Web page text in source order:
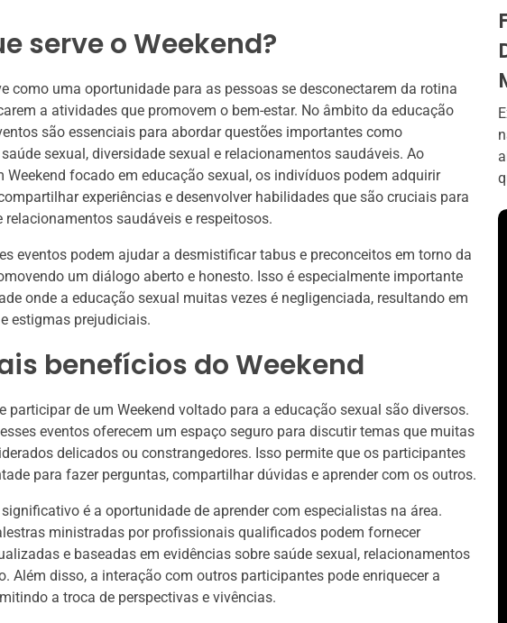
serve o Weekend?
como uma oportunidade para as pessoas se desconectarem da rotina
a atividades que promovem o bem-estar. No âmbito da educação
são essenciais para abordar questões importantes como
sexual, diversidade sexual e relacionamentos saudáveis. Ao
Weekend focado em educação sexual, os indivíduos podem adquirir
experiências e desenvolver habilidades que são cruciais para
relacionamentos saudáveis e respeitosos.
eventos podem ajudar a desmistificar tabus e preconceitos em torno da
um diálogo aberto e honesto. Isso é especialmente importante
onde a educação sexual muitas vezes é negligenciada, resultando em
estigmas prejudiciais.
benefícios do Weekend
participar de um Weekend voltado para a educação sexual são diversos.
eventos oferecem um espaço seguro para discutir temas que muitas
delicados ou constrangedores. Isso permite que os participantes
para fazer perguntas, compartilhar dúvidas e aprender com os outros.
é a oportunidade de aprender com especialistas na área.
ministradas por profissionais qualificados podem fornecer
e baseadas em evidências sobre saúde sexual, relacionamentos
Além disso, a interação com outros participantes pode enriquecer a
a troca de perspectivas e vivências.